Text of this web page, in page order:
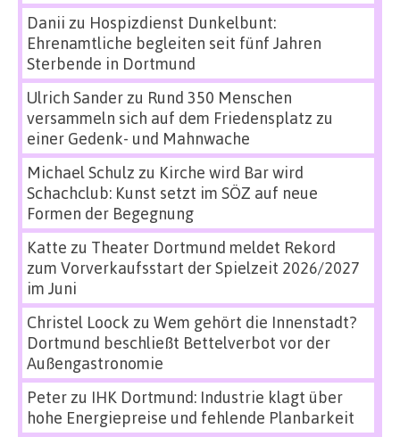
Danii zu Hospizdienst Dunkelbunt:
Ehrenamtliche begleiten seit fünf Jahren
Sterbende in Dortmund
Ulrich Sanderzu Rund 350 Menschen
versammeln sich auf dem Friedensplatz zu
einer Gedenk- und Mahnwache
Michael Schulz zu Kirche wird Bar wird
Schachclub: Kunst setzt im SÖZ auf neue
Formen der Begegnung
Katte zu Theater Dortmund meldet Rekord
zum Vorverkaufsstart der Spielzeit 2026/2027
im Juni
Christel Loock zu Wem gehört die Innenstadt?
Dortmund beschließt Bettelverbot vor der
Außengastronomie
Peterzu IHK Dortmund: Industrie klagt über
hohe Energiepreise und fehlende Planbarkeit